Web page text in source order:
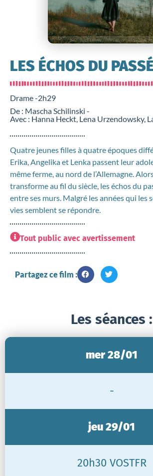
LES ÉCHOS DU PASSÉ
Drame -2h29
De : Mascha Schilinski -
Avec : Hanna Heckt, Lena Urzendowsky,
Quatre jeunes filles à quatre époques
Erika, Angelika et Lenka passent leur
même ferme, au nord de l’Allemagne.
transforme au fil du siècle, les échos du
entre ses murs. Malgré les années qui les
vies semblent se répondre.
Tout public avec avertissement
Partagez ce film :
Les séances :
mer 28/01
-
jeu 29/01
20h30 VOSTFR